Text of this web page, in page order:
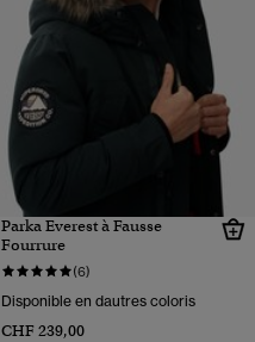
Parka Everest à Fausse
Fourrure
(6)
Disponible en dautres coloris
CHF 239,00